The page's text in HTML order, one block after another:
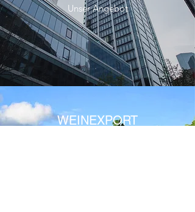
Unser Angebot
WEINEXPORT